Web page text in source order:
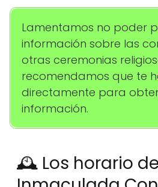
Lamentamos no poder
información sobre las
otras ceremonias
recomendamos que te
directamente para
información.
🕰️ Los horario